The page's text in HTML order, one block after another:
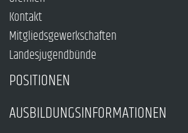
Kontakt
Mitgliedsgewerkschaften
Landesjugendbünde
POSITIONEN
AUSBILDUNGSINFORMATIONEN